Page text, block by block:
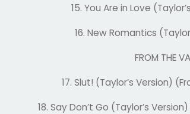
15. You Are in Love
16. New Romantics
FROM THE
17. Slut! (Taylor’s Version)
18. Say Don’t Go (Taylor’s